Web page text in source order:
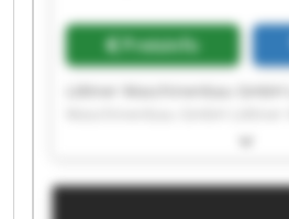
Preisinfo
GmbH Löttner Maschinenbau
GmbH Löttner Maschinenbau
Maschinenbau GmbH